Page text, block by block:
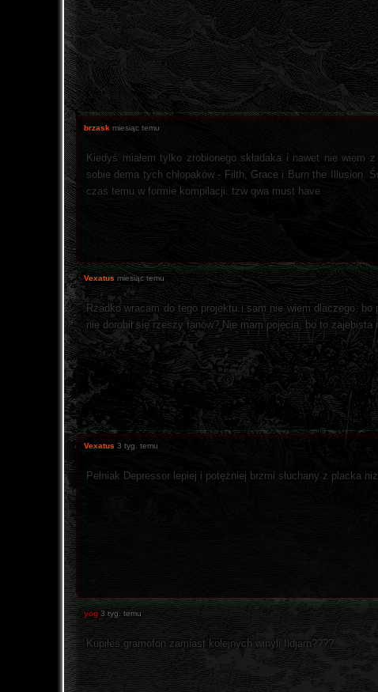
brzask miesiąc temu
Kiedyś miałem tylko zrobionego składaka i nawet nie wiem
sobie dema tych chłopaków - Filth, Grace i Burn the Illusion.
czas temu w formie kompilacji. tzw qwa must have
Vexatus miesiąc temu
Rzadko wracam do tego projektu i sam nie wiem dlaczego,
nie dorobił się rzeszy fanów? Nie mam pojęcia, bo to zajebista
Vexatus 3 tyg. temu
Pełniak Depressor lepiej i potężniej brzmi słuchany z placka
yog 3 tyg. temu
Kupiłeś gramofon zamiast kolejnych winyli Ildjarn????